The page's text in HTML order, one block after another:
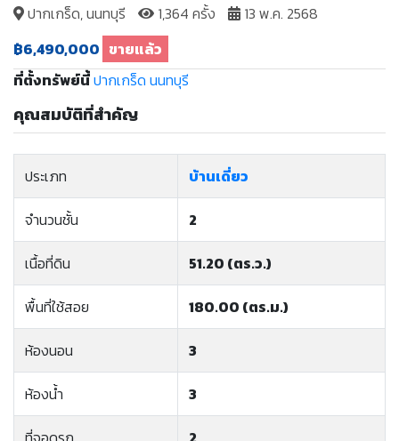
ปากเกร็ด, นนทบุรี 1,364 ครั้ง
13 พ.ค. 2568
฿6,490,000 ขายแล้ว
ที่ตั้งทรัพย์นี้ปากเกร็ด นนทบุรี
คุณสมบัติที่สำคัญ
ประเภท บ้านเดี่ยว
จำนวนชั้น 2
เนื้อที่ดิน 51.20 (ตร.ว.)
พื้นที่ใช้สอย 180.00 (ตร.ม.)
ห้องนอน 3
ห้องน้ำ 3